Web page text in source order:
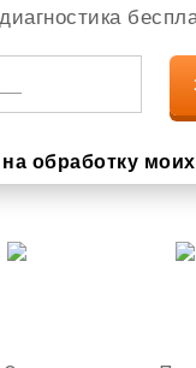
обработку